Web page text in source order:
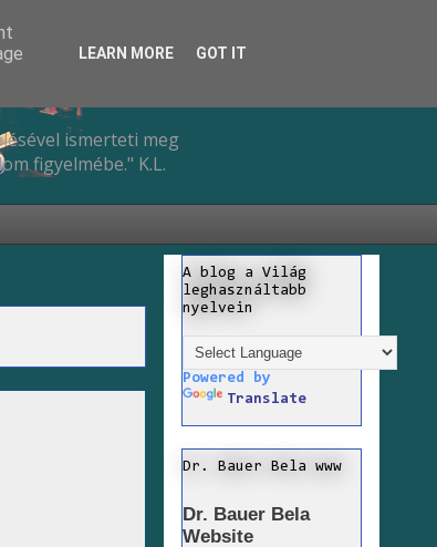
ismerteti meg
figyelmébe." K.L.
A blog a Világ
leghasználtabb
nyelvein
Powered by
Translate
Dr. Bauer Bela www
Dr. Bauer Bela
Website
LEARN MORE GOT IT